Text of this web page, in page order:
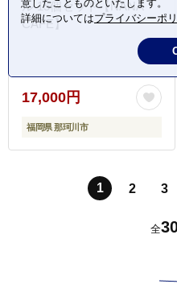
ル 15個セット【NANA
CAFE】
17,000円
福岡県 那珂川市
1 2 3
全
意したことものといたします。
詳細についてはプライバシーポ